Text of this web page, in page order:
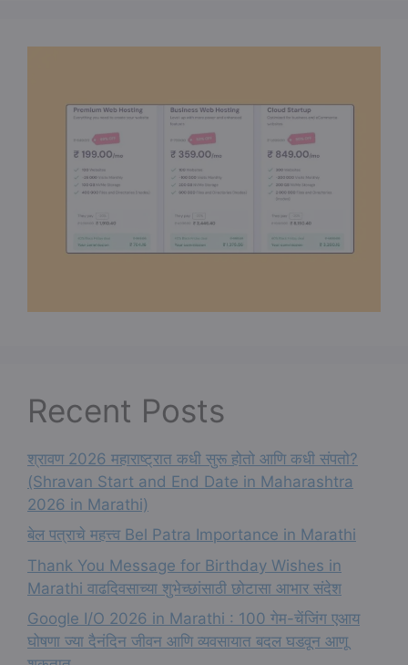
Recent Posts
श्रावण 2026 महाराष्ट्रात कधी सुरू होतो आणि कधी संपतो?
(Shravan Start and End Date in Maharashtra
2026 in Marathi)
बेल पत्राचे महत्त्व Bel Patra Importance in Marathi
Thank You Message for Birthday Wishes in
Marathi वाढदिवसाच्या शुभेच्छांसाठी छोटासा आभार संदेश
Google I/O 2026 in Marathi : 100 गेम-चेंजिंग एआय
घोषणा ज्या दैनंदिन जीवन आणि व्यवसायात बदल घडवून आणू